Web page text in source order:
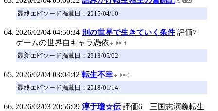
最終エピソード掲載日：2015/04/10
2026/02/04 04:50:34 別の世界で生きていく条件 評価7
ゲームの世界自キャラ憑依
最新エピソード掲載日：2013/05/02
2026/02/04 03:04:42 転生不幸
最終エピソード掲載日：2018/01/14
2026/02/03 20:56:09 淳于瓊☆伝 評価6 三国志演義転生